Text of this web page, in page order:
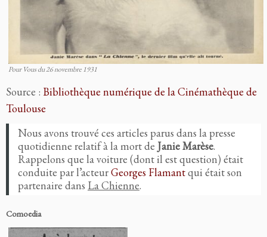
Pour Vous du 26 novembre 1931
Source : Bibliothèque numérique de la Cinémathèque de
Toulouse
Nous avons trouvé ces articles parus dans la presse
quotidienne relatif à la mort de Janie Marèse.
Rappelons que la voiture (dont il est question) était
conduite par l’acteurGeorges Flamantqui était son
partenaire dans La Chienne.
Comoedia